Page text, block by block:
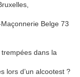
Belge 73
trempées dans la
lors d’un alcootest ?